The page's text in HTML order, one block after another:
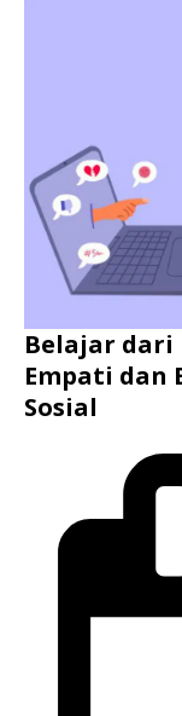
Belajar dari
Empati dan
Sosial